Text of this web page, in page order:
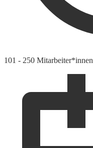
101 - 250 Mitarbeiter*innen